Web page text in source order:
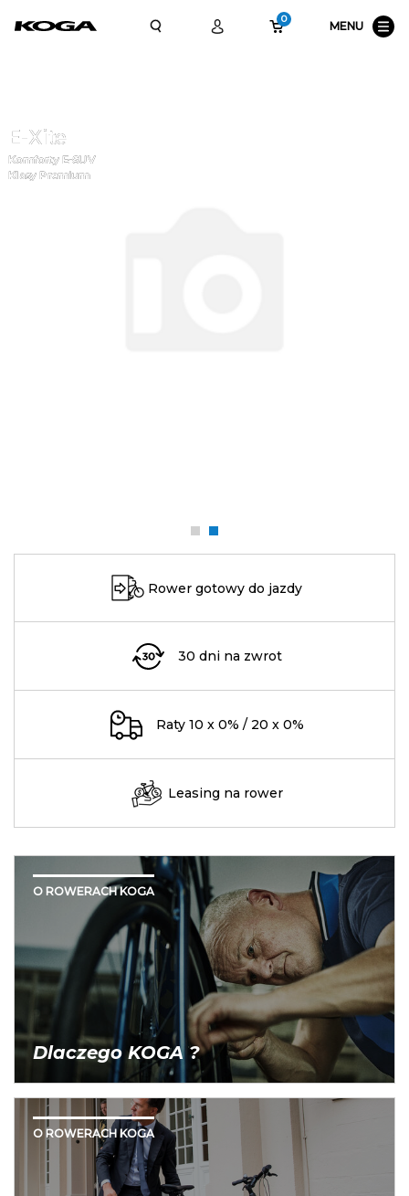
0
MENU
E-Xite
Komforty E-SUV
Klasy Premium
Rower gotowy do jazdy
30 dni na zwrot
Raty 10 x 0% / 20 x 0%
Leasing na rower
O ROWERACH KOGA
Dlaczego KOGA ?
O ROWERACH KOGA